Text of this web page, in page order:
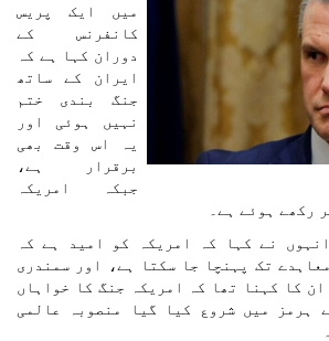
میں ایک پریس
کانفرنس کے
دوران کہا ہے کہ
ایران کے ساتھ
جنگ بندی ختم
نہیں ہوئی اور
یہ اس وقت بھی
برقرار ہے،
جبکہ امریکہ
رکھے ہوئے ہے۔
نے کہا کہ امریکہ کو امید ہے کہ
تک پہنچا جا سکتا ہے، اور سمندری
کا کہنا تھا کہ امریکہ جنگ کا خواہاں
ہرمز میں شروع کیا گیا منصوبہ عالمی